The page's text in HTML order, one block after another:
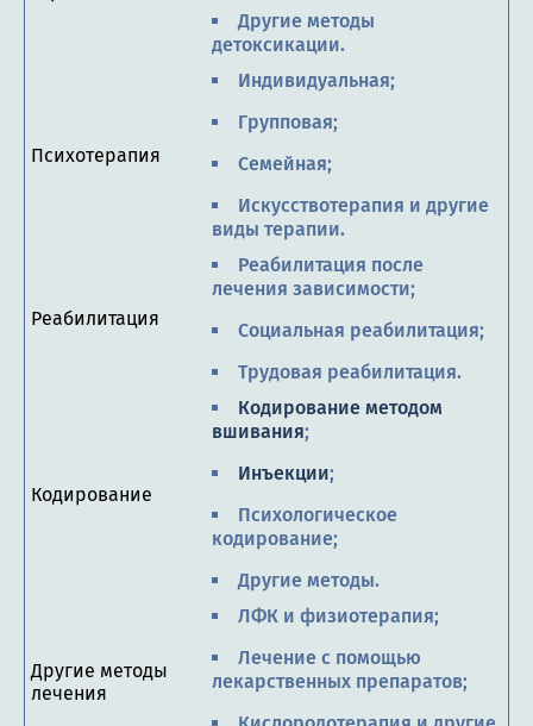
Другие методы
детоксикации.
Психотерапия
Индивидуальная;
Групповая;
Семейная;
Искусствотерапия и другие
виды терапии.
Реабилитация
Реабилитация после
лечения зависимости;
Социальная реабилитация;
Трудовая реабилитация.
Кодирование
Кодирование методом
вшивания;
Инъекции;
Психологическое
кодирование;
Другие методы.
Другие методы
лечения
ЛФК и физиотерапия;
Лечение с помощью
лекарственных препаратов;